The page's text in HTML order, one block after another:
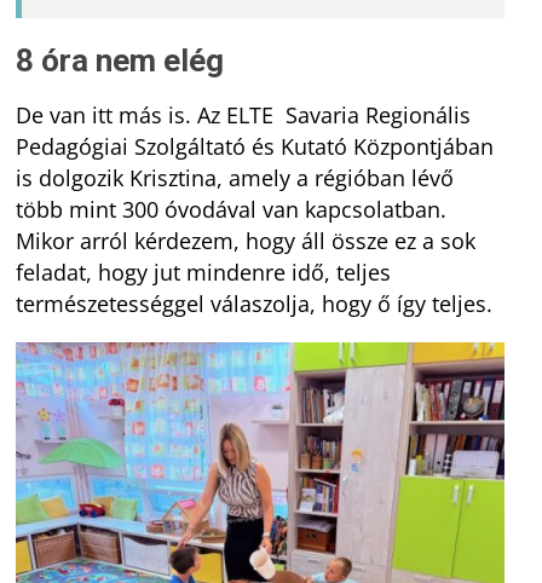
8 óra nem elég
De van itt más is. Az ELTE Savaria Regionális
Pedagógiai Szolgáltató és Kutató Központjában
is dolgozik Krisztina, amely a régióban lévő
több mint 300 óvodával van kapcsolatban.
Mikor arról kérdezem, hogy áll össze ez a sok
feladat, hogy jut mindenre idő, teljes
természetességgel válaszolja, hogy ő így teljes.